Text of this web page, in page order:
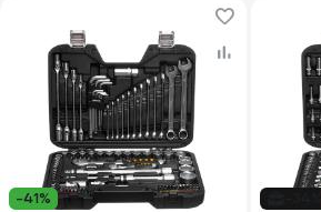
-41%